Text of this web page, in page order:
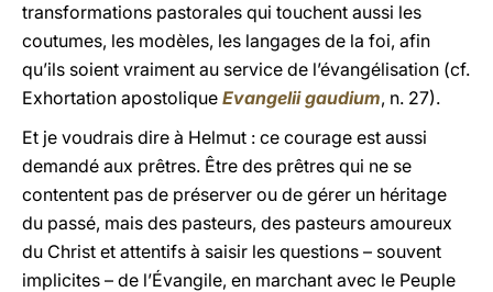
transformations pastorales qui touchent aussi les
coutumes, les modèles, les langages de la foi, afin
qu’ils soient vraiment au service de l’évangélisation (cf.
Exhortation apostolique Evangelii gaudium, n. 27).
Et je voudrais dire à Helmut : ce courage est aussi
demandé aux prêtres. Être des prêtres qui ne se
contentent pas de préserver ou de gérer un héritage
du passé, mais des pasteurs, des pasteurs amoureux
du Christ et attentifs à saisir les questions – souvent
implicites – de l’Évangile, en marchant avec le Peuple